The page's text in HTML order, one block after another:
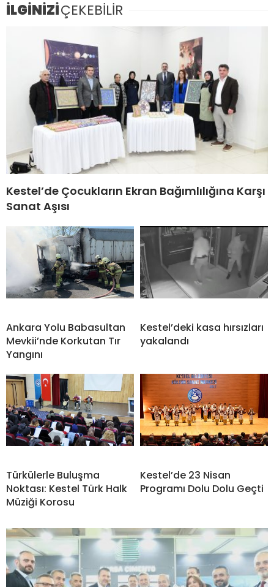
İLGİNİZİÇEKEBİLİR
Kestel’de Çocukların Ekran Bağımlılığına Karşı
Sanat Aşısı
Ankara Yolu Babasultan
Mevkii’nde Korkutan Tır
Yangını
Kestel’deki kasa hırsızları
yakalandı
Türkülerle Buluşma
Noktası: Kestel Türk Halk
Müziği Korosu
Kestel’de 23 Nisan
Programı Dolu Dolu Geçti